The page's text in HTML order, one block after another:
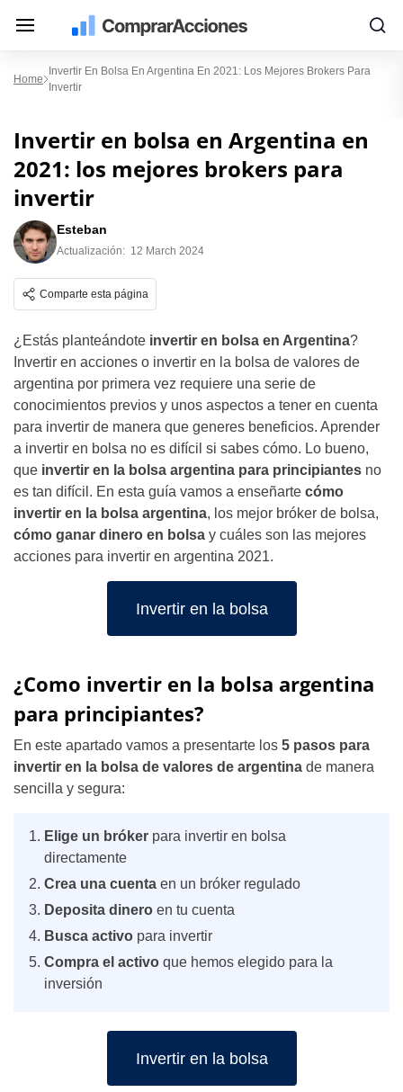
Home
Invertir En Bolsa En Argentina En 2021: Los Mejores Brokers Para
Invertir
Invertir en bolsa en Argentina en
2021: los mejores brokers para
invertir
Esteban
Actualización: 12 March 2024
Comparte esta página
¿Estás planteándote invertir en bolsa en Argentina?
Invertir en acciones o invertir en la bolsa de valores de
argentina por primera vez requiere una serie de
conocimientos previos y unos aspectos a tener en cuenta
para invertir de manera que generes beneficios. Aprender
a invertir en bolsa no es difícil si sabes cómo. Lo bueno,
que invertir en la bolsa argentina para principiantes no
es tan difícil. En esta guía vamos a enseñarte cómo
invertir en la bolsa argentina, los mejor bróker de bolsa,
cómo ganar dinero en bolsa y cuáles son las mejores
acciones para invertir en argentina 2021.
Invertir en la bolsa
¿Como invertir en la bolsa argentina
para principiantes?
En este apartado vamos a presentarte los 5 pasos para
invertir en la bolsa de valores de argentina de manera
sencilla y segura:
Elige un bróker para invertir en bolsa
directamente
Crea una cuenta en un bróker regulado
Deposita dinero en tu cuenta
Busca activo para invertir
Compra el activo que hemos elegido para la
inversión
Invertir en la bolsa